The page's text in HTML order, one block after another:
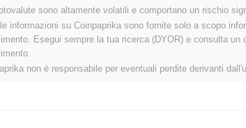
Dopo la fase di test di successo, WELFY è passato al
nell'ecosistema blockchain. Lo sviluppo iniziale si è
decentralizzata (DeFi) e i token non fungibili (NFT),
iniziale del token è avvenuta attraverso un modello di
di crescita di WELFY e hanno preparato il terreno per il suo
sono altamente volatili e comportano un rischio
informazioni su Coinpaprika sono fornite solo a scopo
Esegui sempre la tua ricerca (DYOR) e consulta
non è responsabile per eventuali perdite derivanti